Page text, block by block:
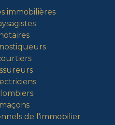
immobilières
de l'immobilier